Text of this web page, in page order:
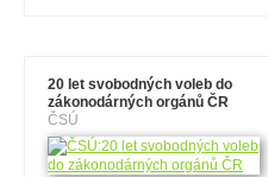
20 let svobodných voleb do
zákonodárných orgánů ČR
ČSÚ